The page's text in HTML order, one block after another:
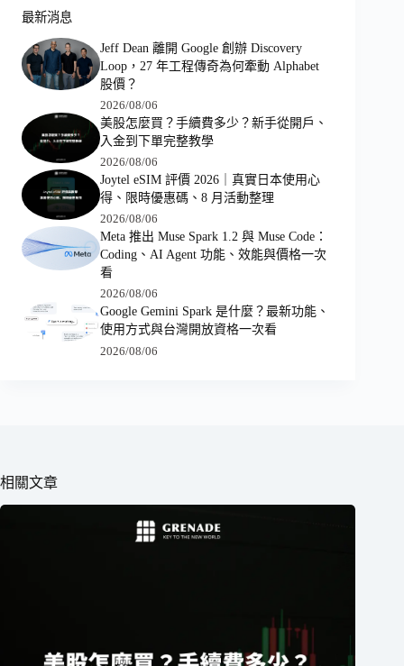
最新消息
Jeff Dean 離開 Google 創辦 Discovery
Loop，27 年工程傳奇為何牽動 Alphabet
股價？
2026/08/06
美股怎麼買？手續費多少？新手從開戶、
入金到下單完整教學
2026/08/06
Joytel eSIM 評價 2026｜真實日本使用心
得、限時優惠碼、8 月活動整理
2026/08/06
Meta 推出 Muse Spark 1.2 與 Muse Code：
Coding、AI Agent 功能、效能與價格一次
看
2026/08/06
Google Gemini Spark 是什麼？最新功能、
使用方式與台灣開放資格一次看
2026/08/06
相關文章